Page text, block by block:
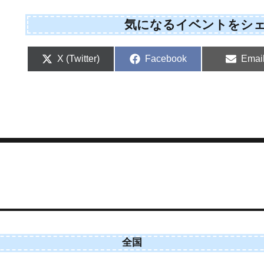
気になるイベントをシ
Share
X (Twitter)
Share
Facebook
全国